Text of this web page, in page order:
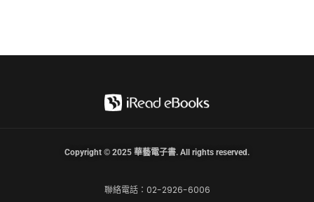
聯絡電話：02-2926-6006
Copyright © 2025 華藝電子書. All rights reserved.